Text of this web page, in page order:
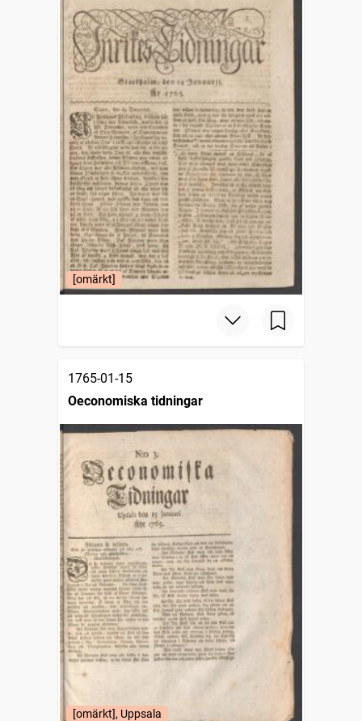
[omärkt]
1765-01-15
Oeconomiska tidningar
[omärkt], Uppsala